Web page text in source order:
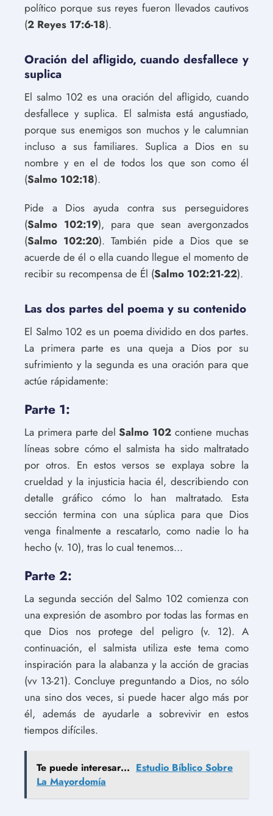
político porque sus reyes fueron llevados cautivos
(2 Reyes 17:6-18).
Oración del afligido, cuando desfallece y
suplica
El salmo 102 es una oración del afligido, cuando
desfallece y suplica. El salmista está angustiado,
porque sus enemigos son muchos y le calumnian
incluso a sus familiares. Suplica a Dios en su
nombre y en el de todos los que son como él
(Salmo 102:18).
Pide a Dios ayuda contra sus perseguidores
(Salmo 102:19), para que sean avergonzados
(Salmo 102:20). También pide a Dios que se
acuerde de él o ella cuando llegue el momento de
recibir su recompensa de Él (Salmo 102:21-22).
Las dos partes del poema y su contenido
El Salmo 102 es un poema dividido en dos partes.
La primera parte es una queja a Dios por su
sufrimiento y la segunda es una oración para que
actúe rápidamente:
Parte 1:
La primera parte delSalmo 102 contiene muchas
líneas sobre cómo el salmista ha sido maltratado
por otros. En estos versos se explaya sobre la
crueldad y la injusticia hacia él, describiendo con
detalle gráfico cómo lo han maltratado. Esta
sección termina con una súplica para que Dios
venga finalmente a rescatarlo, como nadie lo ha
hecho (v. 10), tras lo cual tenemos...
Parte 2:
La segunda sección del Salmo 102 comienza con
una expresión de asombro por todas las formas en
que Dios nos protege del peligro (v. 12). A
continuación, el salmista utiliza este tema como
inspiración para la alabanza y la acción de gracias
(vv 13-21). Concluye preguntando a Dios, no sólo
una sino dos veces, si puede hacer algo más por
él, además de ayudarle a sobrevivir en estos
tiempos difíciles.
Te puede interesar... Estudio Bíblico Sobre
La Mayordomía